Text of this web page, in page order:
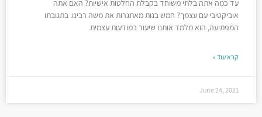
עד כמה אתה בלתי משוחד בקבלת החלטות אישיות? האם אתה
אוביקטיבי עם עצמך? חמש בנות מאתגרות את משה רבינו. בתגובתו
המפתיעה, הוא מלמד אותנו שיעור במודעות עצמית.
קרא עוד »
June 24, 2021